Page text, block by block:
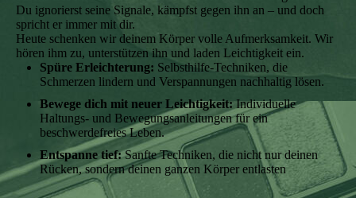
Du ignorierst seine Signale, kämpfst gegen ihn an – und doch
spricht er immer mit dir.
Heute schenken wir deinem Körper volle Aufmerksamkeit. Wir
hören ihm zu, unterstützen ihn und laden Leichtigkeit ein.
Spüre Erleichterung: Selbsthilfe-Techniken, die
Schmerzen lindern und Verspannungen nachhaltig lösen.
Bewege dich mit neuer Leichtigkeit:Individuelle
Haltungs- und Bewegungsanleitungen für ein
beschwerdefreies Leben.
Entspanne tief:Sanfte Techniken, die nicht nur deinen
Rücken, sondern deinen ganzen Körper entlasten